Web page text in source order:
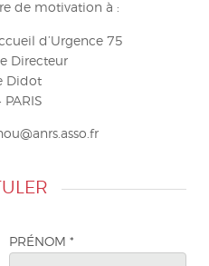
de motivation à :
d’Urgence 75
Directeur
Didot
PRÉNOM*